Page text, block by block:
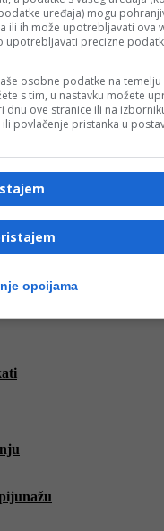
je “smrt” za vaš
će sponzorisati
ostalo “na rezervi”?
trokrakih zvijezda
uređaja) mogu
ili ih može upotrebljavati ova
upotrebljavati precizne
osobne podatke na temelju
s tim, u nastavku možete
dnu ove stranice ili na
povlačenje pristanka u
opcijama